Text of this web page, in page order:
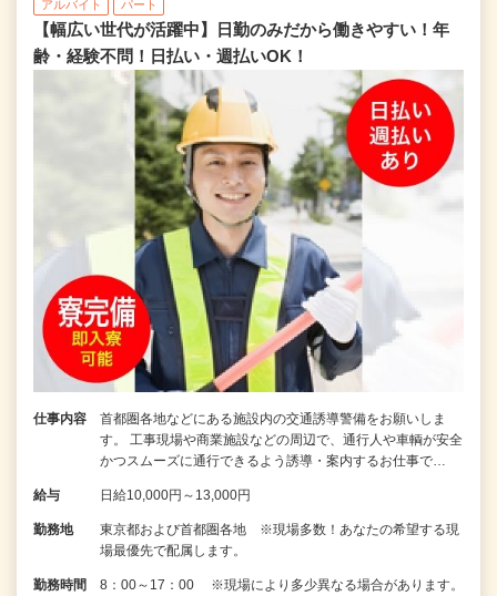
アルバイト パート
【幅広い世代が活躍中】日勤のみだから働きやすい！年
齢・経験不問！日払い・週払いOK！
仕事内容
首都圏各地などにある施設内の交通誘導警備をお願いしま
す。 工事現場や商業施設などの周辺で、通行人や車輌が安全
かつスムーズに通行できるよう誘導・案内するお仕事で…
給与 日給10,000円～13,000円
勤務地
東京都および首都圏各地 ※現場多数！あなたの希望する現
場最優先で配属します。
勤務時間
8：00～17：00 ※現場により多少異なる場合があります。